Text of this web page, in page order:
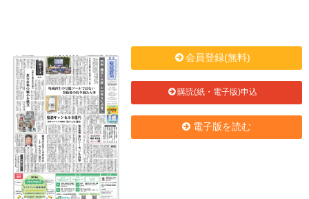
会員登録(無料)
購読(紙・電子版)申込
電子版を読む